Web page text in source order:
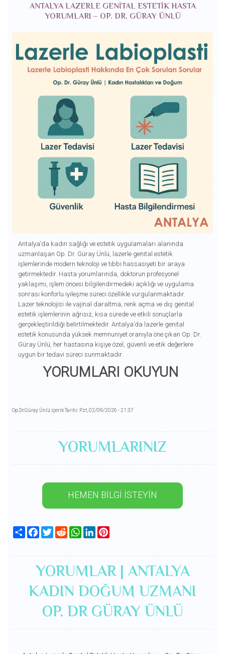
ANTALYA LAZERLE GENITAL ESTETIK HASTA
YORUMLARI – OP. DR. GÜRAY ÜNLÜ
Antalya’da kadın sağlığı ve estetik uygulamaları alanında
uzmanlaşan Op. Dr. Güray Ünlü, lazerle genital estetik
işlemlerinde modern teknoloji ve tıbbi hassasiyeti bir araya
getirmektedir. Hasta yorumlarında, doktorun profesyonel
yaklaşımı, işlem öncesi bilgilendirmedeki açıklığı ve uygulama
sonrası konforlu iyileşme süreci özellikle vurgulanmaktadır.
Lazer teknolojisi ile vajinal daraltma, renk açma ve dış genital
estetik işlemlerinin ağrısız, kısa sürede ve etkili sonuçlarla
gerçekleştirildiği belirtilmektedir. Antalya’da lazerle genital
estetik konusunda yüksek memnuniyet oranıyla öne çıkan Op. Dr.
Güray Ünlü, her hastasına kişiye özel, güvenli ve etik değerlere
uygun bir tedavi süreci sunmaktadır.
YORUMLARI OKUYUN
Op.Dr.Güray Ünlü içerik Tarihi: Pzt, 02/09/2026 - 21:37
YORUMLARINIZ
HEMEN BİLGİ İSTEYİN
Share Facebook
TwitterRedditWhatsApp
LinkedIn
YORUMLAR | ANTALYA
KADIN DOĞUM UZMANI
OP. DR GÜRAY ÜNLÜ